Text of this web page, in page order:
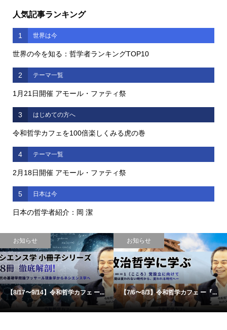
人気記事ランキング
1 世界は今
世界の今を知る：哲学者ランキングTOP10
2 テーマ一覧
1月21日開催 アモール・ファティ祭
3 はじめての方へ
令和哲学カフェを100倍楽しくみる虎の巻
4 テーマ一覧
2月18日開催 アモール・ファティ祭
5 日本は今
日本の哲学者紹介：岡 潔
お知らせ
【8/17〜9/14】令和哲学カフェ ー...
お知らせ
【7/6〜8/3】令和哲学カフェ ー『...